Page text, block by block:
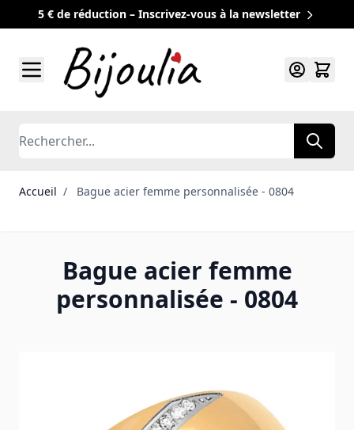
5 € de réduction – Inscrivez-vous à la newsletter
Rechercher
Accueil / Bague acier femme personnalisée - 0804
Bague acier femme
personnalisée - 0804